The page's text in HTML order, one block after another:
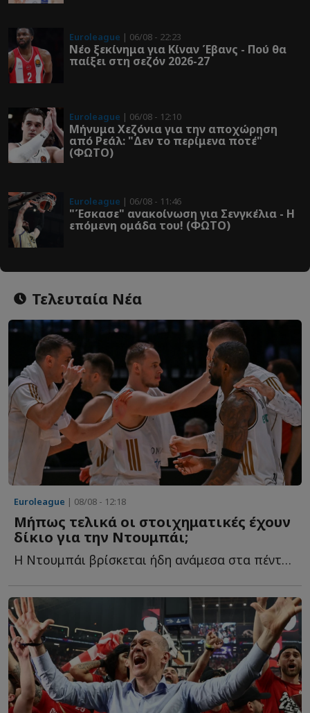
Euroleague | 06/08 - 22:23
Νέο ξεκίνημα για Κίναν Έβανς - Πού θα
παίξει στη σεζόν 2026-27
Euroleague | 06/08 - 12:10
Μήνυμα Χεζόνια για την αποχώρηση
από Ρεάλ: "Δεν το περίμενα ποτέ"
(ΦΩΤΟ)
Euroleague | 06/08 - 11:46
"Έσκασε" ανακοίνωση για Σενγκέλια - Η
επόμενη ομάδα του! (ΦΩΤΟ)
Τελευταία Νέα
Euroleague | 08/08 - 12:18
Μήπως τελικά οι στοιχηματικές έχουν
δίκιο για την Ντουμπάι;
Η Ντουμπάι βρίσκεται ήδη ανάμεσα στα πέντε μεγαλύτερα φ...